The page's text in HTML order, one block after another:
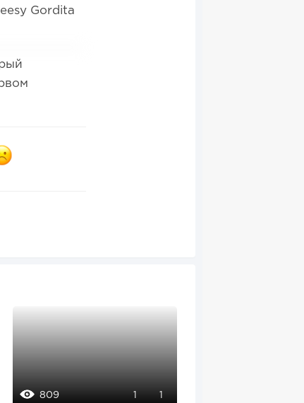
Gordita
809